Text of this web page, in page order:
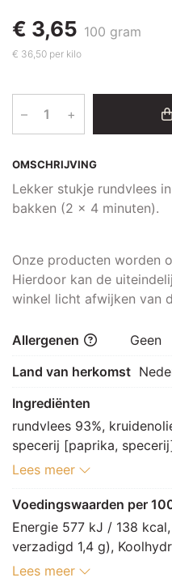
OMSCHRIJVING
Lekker stukje rundvlees
bakken (2 x 4 minuten).
Onze producten worden
Hierdoor kan de
winkel licht afwijken van
€ 3,65 100 gram
€ 36,50 per kilo
– +
Allergenen
Geen
Land van herkomst
Ingrediënten
rundvlees 93%,
specerij [paprika,
[peterselie, kruiden],
kruiden [peper, zout,
smaakversterker: E621]
Lees meer
Voedingswaarden per
Energie 577 kJ / 138
verzadigd 1,4 g),
0,7 g), Vezels 0 g,
Lees meer